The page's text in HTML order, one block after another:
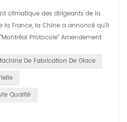
climatique des dirigeants de la
la France, la Chine a annoncé qu'il
Protocole" Amendement
De Fabrication De Glace
Qualité